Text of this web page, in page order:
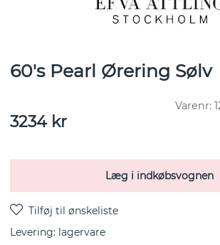
60's Pearl Ørering Sølv
Varenr:
3234kr
Læg i indkøbsvognen
Levering: lagervare